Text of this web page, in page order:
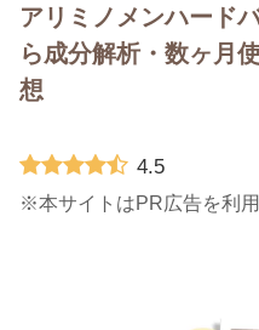
アリミノメンハード
ら成分解析・数ヶ月
想
4.5
※本サイトはPR広告を利